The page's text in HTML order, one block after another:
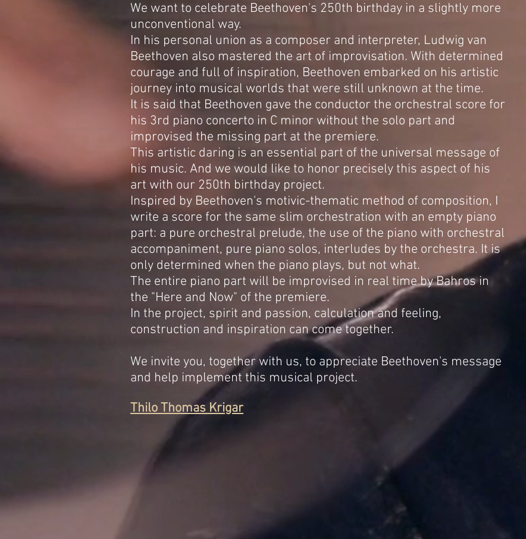
We want to celebrate Beethoven's 250th birthday in a slightly more
unconventional way.
In his personal union as a composer and interpreter, Ludwig van
Beethoven also mastered the art of improvisation. With determined
courage and full of inspiration, Beethoven embarked on his artistic
journey into musical worlds that were still unknown at the time.
It is said that Beethoven gave the conductor the orchestral score for
his 3rd piano concerto in C minor without the solo part and
improvised the missing part at the premiere.
This artistic daring is an essential part of the universal message of
his music. And we would like to honor precisely this aspect of his
art with our 250th birthday project.
Inspired by Beethoven's motivic-thematic method of composition, I
write a score for the same slim orchestration with an empty piano
part: a pure orchestral prelude, the use of the piano with orchestral
accompaniment, pure piano solos, interludes by the orchestra. It is
only determined when the piano plays, but not what.
The entire piano part will be improvised in real time by Bahros in
the "Here and Now" of the premiere.
In the project, spirit and passion, calculation and feeling,
construction and inspiration can come together.
We invite you, together with us, to appreciate Beethoven's message
and help implement this musical project.
​Thilo Thomas Krigar